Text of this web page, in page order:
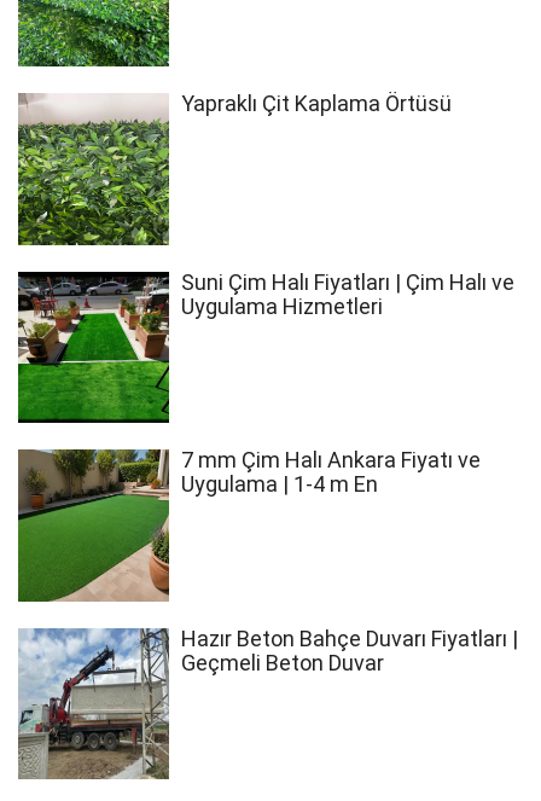
Yapraklı Çit Kaplama Örtüsü
Suni Çim Halı Fiyatları | Çim Halı ve
Uygulama Hizmetleri
7 mm Çim Halı Ankara Fiyatı ve
Uygulama | 1-4 m En
Hazır Beton Bahçe Duvarı Fiyatları |
Geçmeli Beton Duvar